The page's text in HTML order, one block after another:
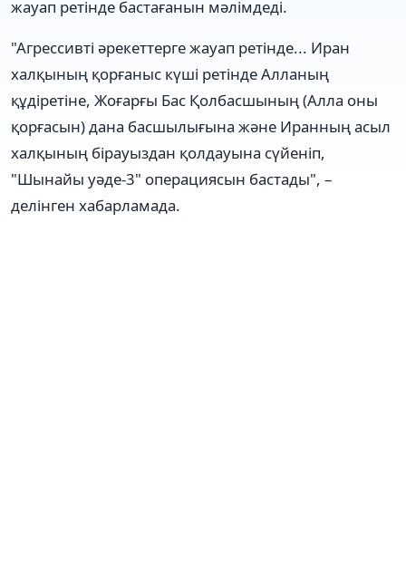
жауап ретінде бастағанын мәлімдеді.
"Агрессивті әрекеттерге жауап ретінде... Иран
халқының қорғаныс күші ретінде Алланың
құдіретіне, Жоғарғы Бас Қолбасшының (Алла оны
қорғасын) дана басшылығына және Иранның асыл
халқының бірауыздан қолдауына сүйеніп,
"Шынайы уәде-3" операциясын бастады", –
делінген хабарламада.